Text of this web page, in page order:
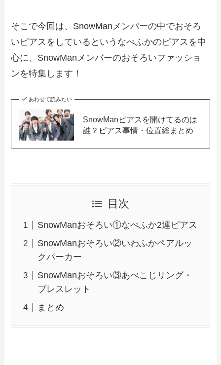
そこで今回は、SnowManメンバーの中でおそろ
いピアスをしているというなべふかのピアスを中
心に、SnowManメンバーのおそろいファッショ
ンを特集します！
あわせて読みたい
SnowManピアスを開けてるのは
誰？ピアス事情・位置総まとめ
目次
SnowManおそろい①なべふか2連ピアス
SnowManおそろい②いわふかペアルッ
クパーカー
SnowManおそろい③あべこじリング・
ブレスレット
まとめ